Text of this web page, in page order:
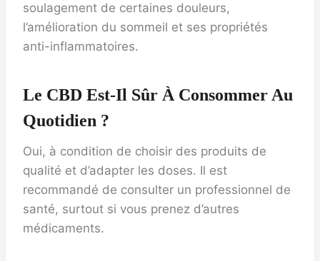
soulagement de certaines douleurs,
l’amélioration du sommeil et ses propriétés
anti-inflammatoires.
Le CBD Est-Il Sûr À Consommer Au
Quotidien ?
Oui, à condition de choisir des produits de
qualité et d’adapter les doses. Il est
recommandé de consulter un professionnel de
santé, surtout si vous prenez d’autres
médicaments.